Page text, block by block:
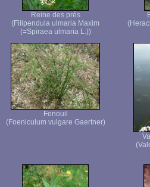
Reine des prés
(Filipendula ulmaria Maxim
(=Spiraea ulmaria L.))
Fenouil
(Foeniculum vulgare Gaertner)